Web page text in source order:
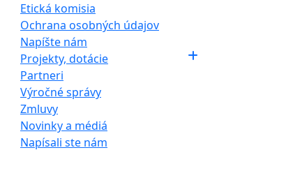
Etická komisia
Ochrana osobných údajov
Napíšte nám
Projekty, dotácie
Partneri
Výročné správy
Zmluvy
Novinky a médiá
Napísali ste nám